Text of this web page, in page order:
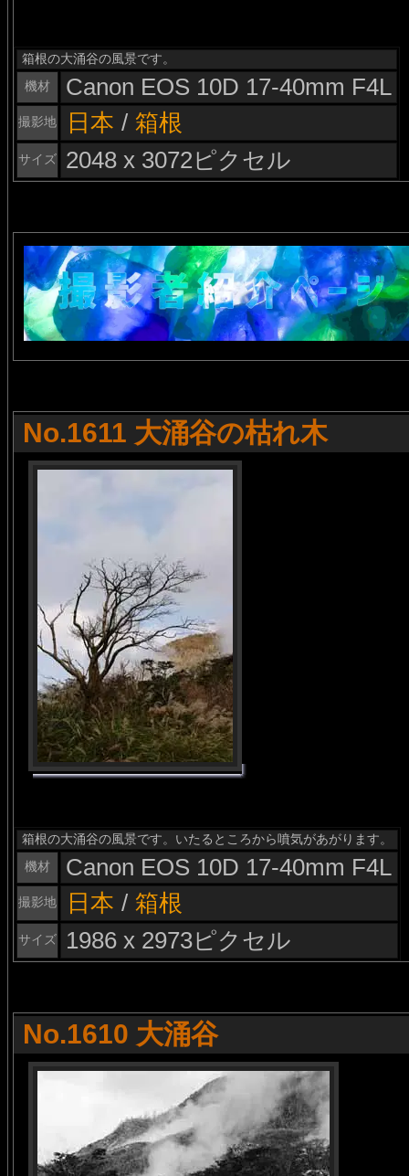
箱根の大涌谷の風景です。
機材
Canon EOS 10D 17-40mm F4L
撮影地 日本 / 箱根
サイズ 2048 x 3072ピクセル
No.1611 大涌谷の枯れ木
箱根の大涌谷の風景です。いたるところから噴気があがります。
機材
Canon EOS 10D 17-40mm F4L
撮影地 日本 / 箱根
サイズ 1986 x 2973ピクセル
No.1610 大涌谷